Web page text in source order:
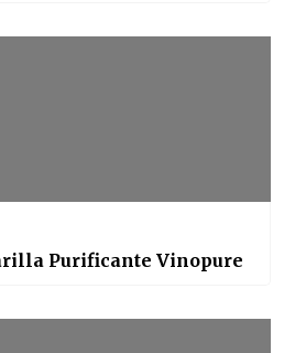
Purificante Vinopure